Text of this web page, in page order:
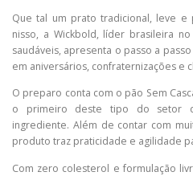
Que tal um prato tradicional, leve e
nisso, a Wickbold, líder brasileira
saudáveis, apresenta o passo a
em aniversários, confraternizações e
O preparo conta com o pão Sem
o primeiro deste tipo do setor
ingrediente. Além de contar com
produto traz praticidade e agilidade
Com zero colesterol e formulação